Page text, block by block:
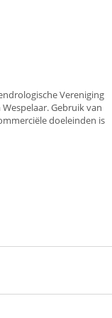
Vereniging
Gebruik van
doeleinden is